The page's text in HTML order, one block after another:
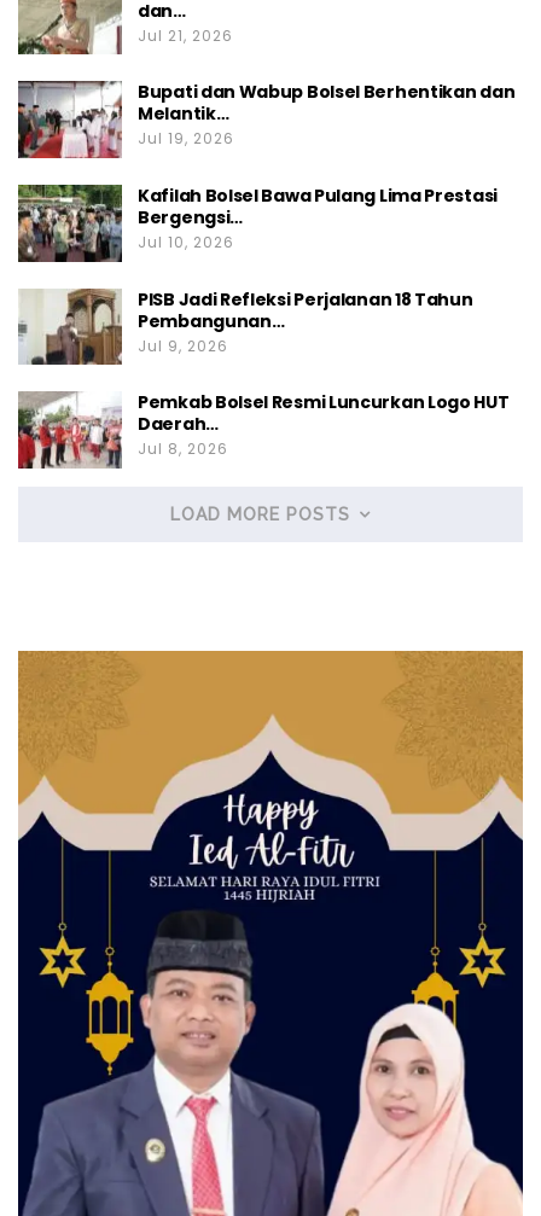
dan…
Jul 21, 2026
Bupati dan Wabup Bolsel Berhentikan dan
Melantik…
Jul 19, 2026
Kafilah Bolsel Bawa Pulang Lima Prestasi
Bergengsi…
Jul 10, 2026
PISB Jadi Refleksi Perjalanan 18 Tahun
Pembangunan…
Jul 9, 2026
Pemkab Bolsel Resmi Luncurkan Logo HUT
Daerah…
Jul 8, 2026
LOAD MORE POSTS